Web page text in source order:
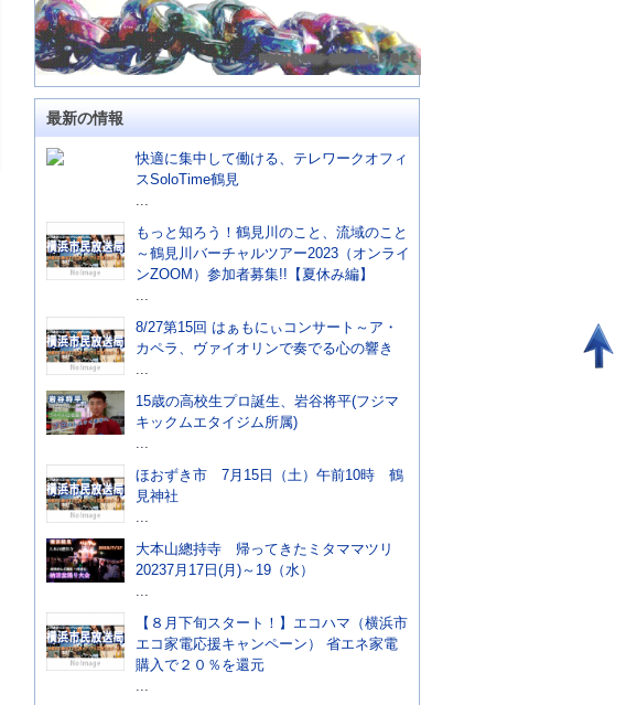
最新の情報
快適に集中して働ける、テレワークオフィ
スSoloTime鶴見
...
もっと知ろう！鶴見川のこと、流域のこと
～鶴見川バーチャルツアー2023（オンライ
ンZOOM）参加者募集!!【夏休み編】
...
8/27第15回 はぁもにぃコンサート～ア・
カペラ、ヴァイオリンで奏でる心の響き
...
15歳の高校生プロ誕生、岩谷将平(フジマ
キックムエタイジム所属)
...
ほおずき市 7月15日（土）午前10時 鶴
見神社
...
大本山總持寺 帰ってきたミタママツリ
20237月17日(月)～19（水）
...
【８月下旬スタート！】エコハマ（横浜市
エコ家電応援キャンペーン） 省エネ家電
購入で２０％を還元
...